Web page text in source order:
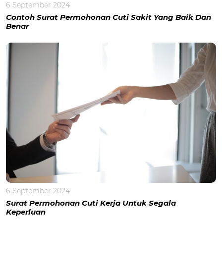
6 September 2024
Contoh Surat Permohonan Cuti Sakit Yang Baik Dan
Benar
6 September 2024
Surat Permohonan Cuti Kerja Untuk Segala
Keperluan